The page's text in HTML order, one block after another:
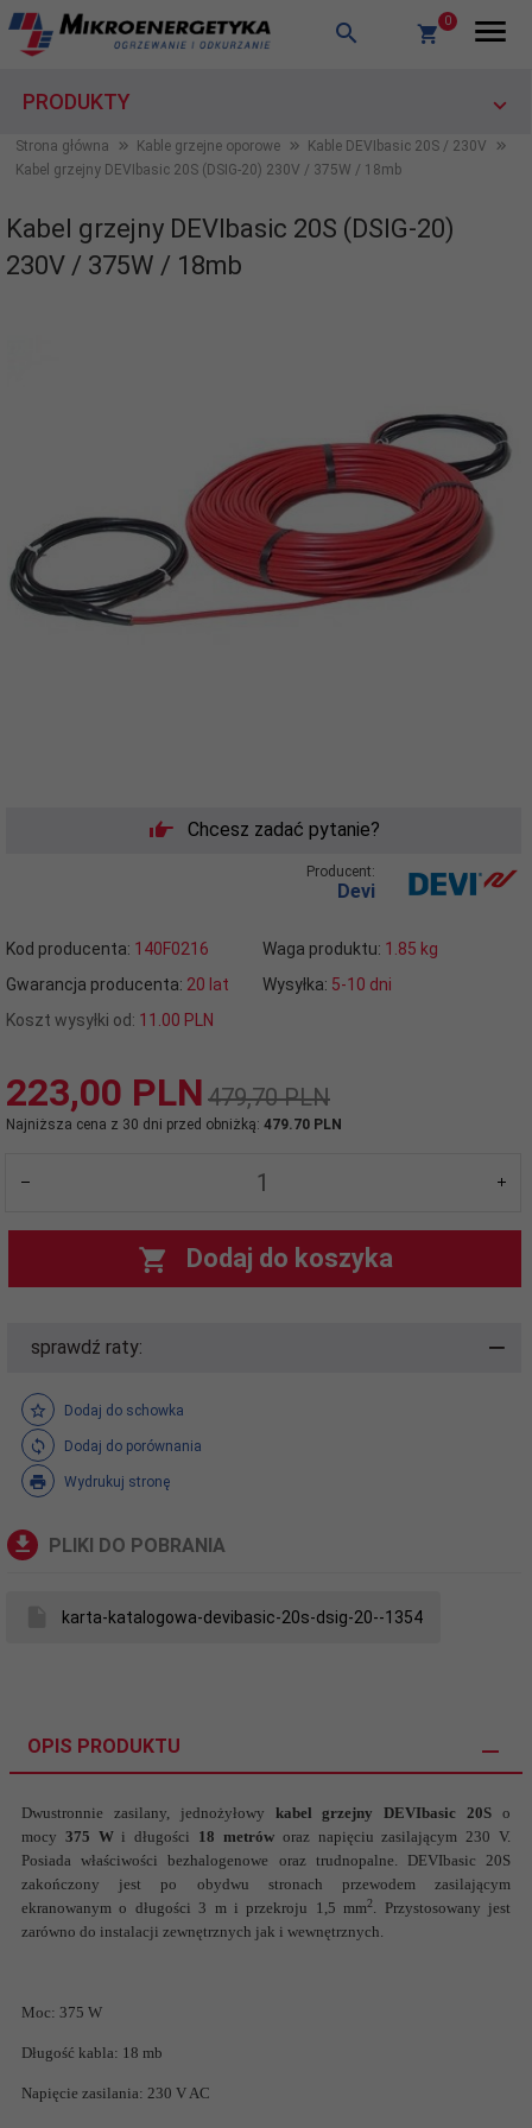
0
PRODUKTY
Strona główna Kable grzejne oporowe
Kable DEVIbasic 20S / 230V
Kabel grzejny DEVIbasic 20S (DSIG-20) 230V / 375W / 18mb
Kabel grzejny DEVIbasic 20S (DSIG-20)
230V / 375W / 18mb
Chcesz zadać pytanie?
Producent:
Devi
Kod producenta: 140F0216 Waga produktu: 1.85 kg
Gwarancja producenta: 20 lat Wysyłka: 5-10 dni
Koszt wysyłki od: 11.00 PLN
223,00 PLN 479,70 PLN
Najniższa cena z 30 dni przed obniżką: 479.70 PLN
Dodaj do koszyka
sprawdź raty:
Dodaj do schowka
Dodaj do porównania
Wydrukuj stronę
PLIKI DO POBRANIA
karta-katalogowa-devibasic-20s-dsig-20--1354
OPIS PRODUKTU
Dwustronnie zasilany, jednożyłowy kabel grzejny DEVIbasic 20S
o
mocy 375 Wi długości 18 metrów oraz napięciu zasilającym 230 V.
Posiada właściwości bezhalogenowe oraz trudnopalne. DEVIbasic 20S
zakończony jest po obydwu stronach przewodem zasilającym
ekranowanym o długości 3 m i przekroju 1,5 mm2. Przystosowany jest
zarówno do instalacji zewnętrznych jak i wewnętrznych.
Moc: 375 W
Długość kabla: 18 mb
Napięcie zasilania: 230 V AC